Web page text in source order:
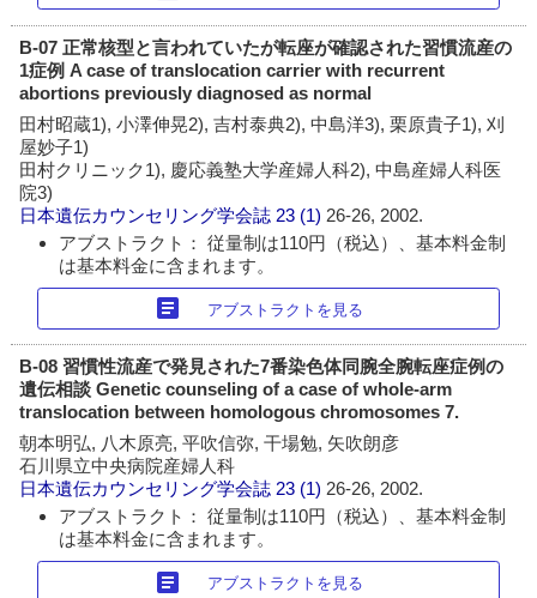
B-07 正常核型と言われていたが転座が確認された習慣流産の
1症例 A case of translocation carrier with recurrent
abortions previously diagnosed as normal
田村昭蔵1), 小澤伸晃2), 吉村泰典2), 中島洋3), 栗原貴子1), 刈
屋妙子1)
田村クリニック1), 慶応義塾大学産婦人科2), 中島産婦人科医
院3)
日本遺伝カウンセリング学会誌 23 (1) 26-26, 2002.
アブストラクト： 従量制は110円（税込）、基本料金制
は基本料金に含まれます。
article アブストラクトを見る
B-08 習慣性流産で発見された7番染色体同腕全腕転座症例の
遺伝相談 Genetic counseling of a case of whole-arm
translocation between homologous chromosomes 7.
朝本明弘, 八木原亮, 平吹信弥, 干場勉, 矢吹朗彦
石川県立中央病院産婦人科
日本遺伝カウンセリング学会誌 23 (1) 26-26, 2002.
アブストラクト： 従量制は110円（税込）、基本料金制
は基本料金に含まれます。
article アブストラクトを見る